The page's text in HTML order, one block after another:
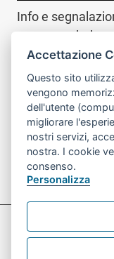
Info e
trova infopoint
Trova l'infopoint
più vicino
Contatto
o nelle ore
Preferenze
Informativa
Accettazione
Questo sito
vengono
dell'utente
migliorare
nostri servizi,
nostra. I cookie
consenso.
Personalizza